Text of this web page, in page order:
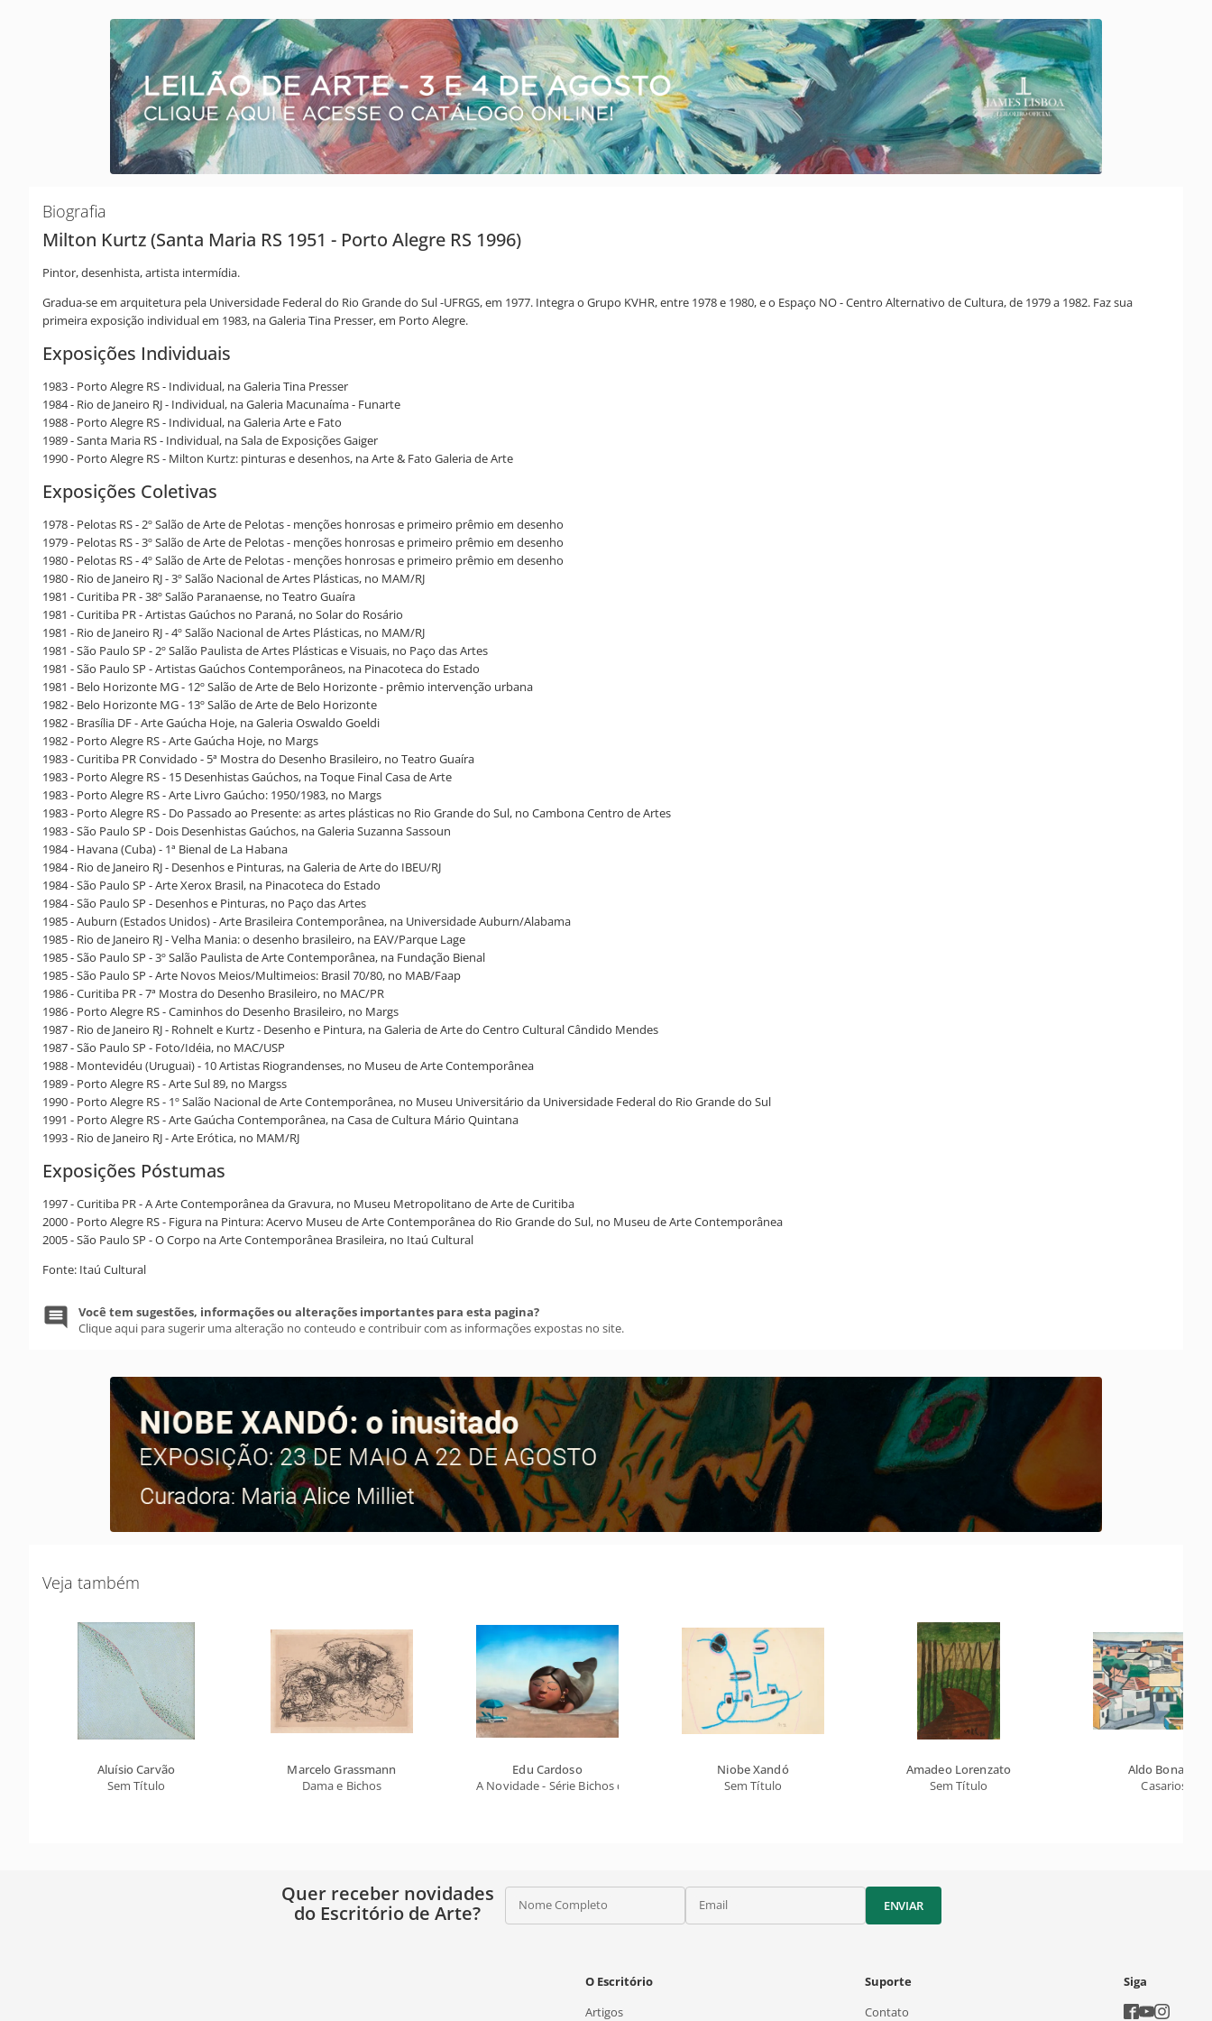
Biografia
Milton Kurtz (Santa Maria RS 1951 - Porto Alegre RS 1996)
Pintor, desenhista, artista intermídia.
Gradua-se em arquitetura pela Universidade Federal do Rio Grande do Sul -UFRGS, em 1977. Integra o Grupo KVHR, entre 1978 e 1980, e o Espaço NO - Centro Alternativo de Cultura, de 1979 a 1982. Faz sua
primeira exposição individual em 1983, na Galeria Tina Presser, em Porto Alegre.
Exposições Individuais
1983 - Porto Alegre RS - Individual, na Galeria Tina Presser
1984 - Rio de Janeiro RJ - Individual, na Galeria Macunaíma - Funarte
1988 - Porto Alegre RS - Individual, na Galeria Arte e Fato
1989 - Santa Maria RS - Individual, na Sala de Exposições Gaiger
1990 - Porto Alegre RS - Milton Kurtz: pinturas e desenhos, na Arte & Fato Galeria de Arte
Exposições Coletivas
1978 - Pelotas RS - 2º Salão de Arte de Pelotas - menções honrosas e primeiro prêmio em desenho
1979 - Pelotas RS - 3º Salão de Arte de Pelotas - menções honrosas e primeiro prêmio em desenho
1980 - Pelotas RS - 4º Salão de Arte de Pelotas - menções honrosas e primeiro prêmio em desenho
1980 - Rio de Janeiro RJ - 3º Salão Nacional de Artes Plásticas, no MAM/RJ
1981 - Curitiba PR - 38º Salão Paranaense, no Teatro Guaíra
1981 - Curitiba PR - Artistas Gaúchos no Paraná, no Solar do Rosário
1981 - Rio de Janeiro RJ - 4º Salão Nacional de Artes Plásticas, no MAM/RJ
1981 - São Paulo SP - 2º Salão Paulista de Artes Plásticas e Visuais, no Paço das Artes
1981 - São Paulo SP - Artistas Gaúchos Contemporâneos, na Pinacoteca do Estado
1981 - Belo Horizonte MG - 12º Salão de Arte de Belo Horizonte - prêmio intervenção urbana
1982 - Belo Horizonte MG - 13º Salão de Arte de Belo Horizonte
1982 - Brasília DF - Arte Gaúcha Hoje, na Galeria Oswaldo Goeldi
1982 - Porto Alegre RS - Arte Gaúcha Hoje, no Margs
1983 - Curitiba PR Convidado - 5ª Mostra do Desenho Brasileiro, no Teatro Guaíra
1983 - Porto Alegre RS - 15 Desenhistas Gaúchos, na Toque Final Casa de Arte
1983 - Porto Alegre RS - Arte Livro Gaúcho: 1950/1983, no Margs
1983 - Porto Alegre RS - Do Passado ao Presente: as artes plásticas no Rio Grande do Sul, no Cambona Centro de Artes
1983 - São Paulo SP - Dois Desenhistas Gaúchos, na Galeria Suzanna Sassoun
1984 - Havana (Cuba) - 1ª Bienal de La Habana
1984 - Rio de Janeiro RJ - Desenhos e Pinturas, na Galeria de Arte do IBEU/RJ
1984 - São Paulo SP - Arte Xerox Brasil, na Pinacoteca do Estado
1984 - São Paulo SP - Desenhos e Pinturas, no Paço das Artes
1985 - Auburn (Estados Unidos) - Arte Brasileira Contemporânea, na Universidade Auburn/Alabama
1985 - Rio de Janeiro RJ - Velha Mania: o desenho brasileiro, na EAV/Parque Lage
1985 - São Paulo SP - 3º Salão Paulista de Arte Contemporânea, na Fundação Bienal
1985 - São Paulo SP - Arte Novos Meios/Multimeios: Brasil 70/80, no MAB/Faap
1986 - Curitiba PR - 7ª Mostra do Desenho Brasileiro, no MAC/PR
1986 - Porto Alegre RS - Caminhos do Desenho Brasileiro, no Margs
1987 - Rio de Janeiro RJ - Rohnelt e Kurtz - Desenho e Pintura, na Galeria de Arte do Centro Cultural Cândido Mendes
1987 - São Paulo SP - Foto/Idéia, no MAC/USP
1988 - Montevidéu (Uruguai) - 10 Artistas Riograndenses, no Museu de Arte Contemporânea
1989 - Porto Alegre RS - Arte Sul 89, no Margss
1990 - Porto Alegre RS - 1º Salão Nacional de Arte Contemporânea, no Museu Universitário da Universidade Federal do Rio Grande do Sul
1991 - Porto Alegre RS - Arte Gaúcha Contemporânea, na Casa de Cultura Mário Quintana
1993 - Rio de Janeiro RJ - Arte Erótica, no MAM/RJ
Exposições Póstumas
1997 - Curitiba PR - A Arte Contemporânea da Gravura, no Museu Metropolitano de Arte de Curitiba
2000 - Porto Alegre RS - Figura na Pintura: Acervo Museu de Arte Contemporânea do Rio Grande do Sul, no Museu de Arte Contemporânea
2005 - São Paulo SP - O Corpo na Arte Contemporânea Brasileira, no Itaú Cultural
Fonte: Itaú Cultural
Você tem sugestões, informações ou alterações importantes para esta pagina?
Clique aqui para sugerir uma alteração no conteudo e contribuir com as informações expostas no site.
Veja também
Aluísio Carvão
Sem Título
Marcelo Grassmann
Dama e Bichos
Edu Cardoso
A Novidade - Série Bichos do Quintal
Niobe Xandó
Sem Título
Amadeo Lorenzato
Sem Título
Aldo Bonadei
Casarios
Quer receber novidades
do Escritório de Arte?
Nome Completo Email ENVIAR
O Escritório
Artigos
Suporte
Contato
Siga